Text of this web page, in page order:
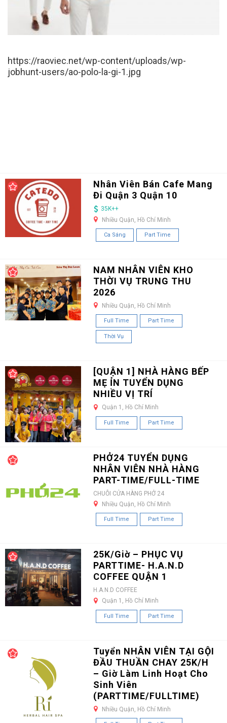
https://raoviec.net/wp-content/uploads/wp-
jobhunt-users/ao-polo-la-gi-1.jpg
Nhân Viên Bán Cafe Mang
Đi Quận 3 Quận 10
35K++
Nhiều Quận, Hồ Chí Minh
Ca Sáng Part Time
NAM NHÂN VIÊN KHO
THỜI VỤ TRUNG THU
2026
Nhiều Quận, Hồ Chí Minh
Full Time Part Time
Thời Vụ
[QUẬN 1] NHÀ HÀNG BẾP
MẸ ỈN TUYỂN DỤNG
NHIỀU VỊ TRÍ
Quận 1, Hồ Chí Minh
Full Time Part Time
PHỞ24 TUYỂN DỤNG
NHÂN VIÊN NHÀ HÀNG
PART-TIME/FULL-TIME
CHUỖI CỬA HÀNG PHỞ 24
Nhiều Quận, Hồ Chí Minh
Full Time Part Time
25K/Giờ – PHỤC VỤ
PARTTIME- H.A.N.D
COFFEE QUẬN 1
H.A.N.D COFFEE
Quận 1, Hồ Chí Minh
Full Time Part Time
Tuyển NHÂN VIÊN TẠI GỘI
ĐẦU THUẦN CHAY 25K/H
– Giờ Làm Linh Hoạt Cho
Sinh Viên
(PARTTIME/FULLTIME)
Nhiều Quận, Hồ Chí Minh